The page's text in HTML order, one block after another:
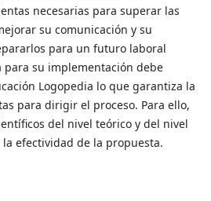
necesarias para superar las
su comunicación y su
para un futuro laboral
para su implementación debe
Logopedia lo que garantiza la
para dirigir el proceso. Para ello,
del nivel teórico y del nivel
efectividad de la propuesta.